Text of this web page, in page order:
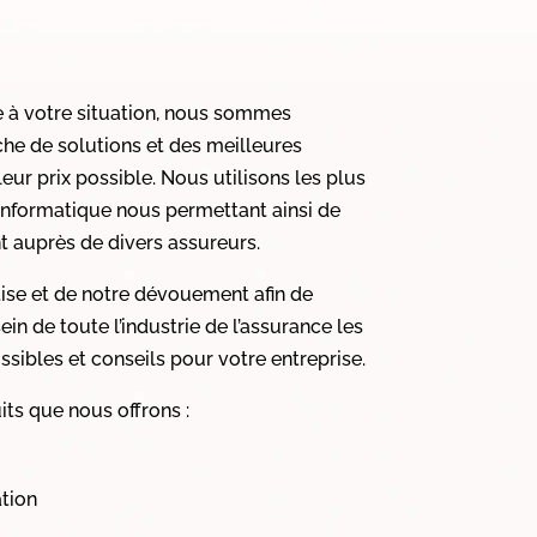
à votre situation, nous sommes
de solutions et des meilleures
prix possible. Nous utilisons les plus
nous permettant ainsi de
auprès de divers assureurs.
et de notre dévouement afin de
de toute l’industrie de l’assurance les
et conseils pour votre entreprise.
que nous offrons :